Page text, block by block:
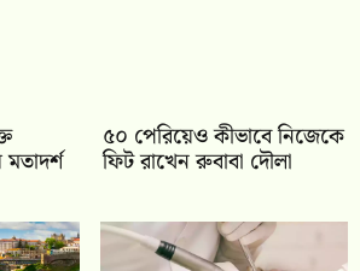
৫০ পেরিয়েও কীভাবে নিজেকে
ফিট রাখেন রুবাবা দৌলা